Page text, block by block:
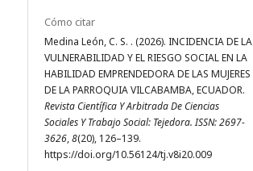
Cómo citar
Medina León, C. S. . (2026). INCIDENCIA DE LA
VULNERABILIDAD Y EL RIESGO SOCIAL EN LA
HABILIDAD EMPRENDEDORA DE LAS MUJERES
DE LA PARROQUIA VILCABAMBA, ECUADOR.
Revista Científica Y Arbitrada De Ciencias
Sociales Y Trabajo Social: Tejedora. ISSN: 2697-
3626,8(20), 126–139.
https://doi.org/10.56124/tj.v8i20.009